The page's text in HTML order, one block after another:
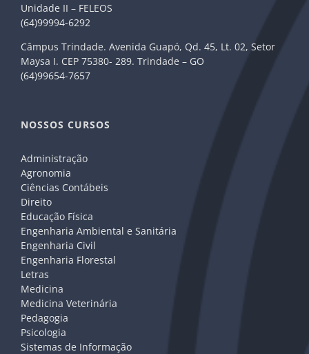
Unidade II – FELEOS
(64)99994-6292
Câmpus Trindade. Avenida Guapó, Qd. 45, Lt. 02, Setor
Maysa I. CEP 75380- 289. Trindade – GO
(64)99654-7657
NOSSOS CURSOS
Administração
Agronomia
Ciências Contábeis
Direito
Educação Física
Engenharia Ambiental e Sanitária
Engenharia Civil
Engenharia Florestal
Letras
Medicina
Medicina Veterinária
Pedagogia
Psicologia
Sistemas de Informação